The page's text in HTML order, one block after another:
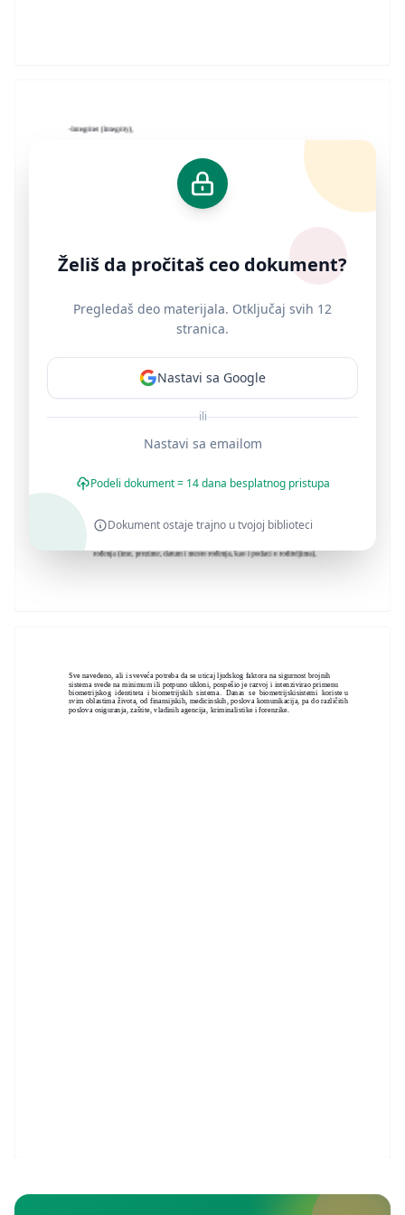
Sve navedeno, ali i sveveća potreba da se uticaj ljudskog faktora na sigurnost brojnih
sistema svede na minimum ili potpuno ukloni, pospešio je razvoj i intenzivirao primenu
biometrijskog identiteta i biometrijskih sistema. Danas se biometrijskisistemi koriste u
svim oblastima života, od finansijskih, medicinskih, poslova komunikacija, pa do različitih
poslova osiguranja, zaštite, vladinih agencija, kriminalistike i forenzike.
Želiš da pročitaš ceo dokument?
Pregledaš deo materijala. Otključaj svih 12
stranica.
Nastavi sa Google
ili
Nastavi sa emailom
Podeli dokument = 14 dana besplatnog pristupa
Dokument ostaje trajno u tvojoj biblioteci